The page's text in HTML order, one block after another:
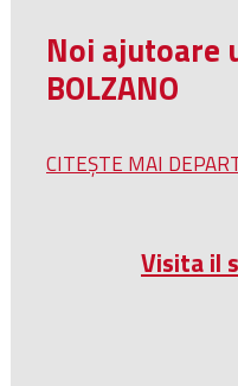
Noi ajutoare
BOLZANO
CITEȘTE MAI
Visita il